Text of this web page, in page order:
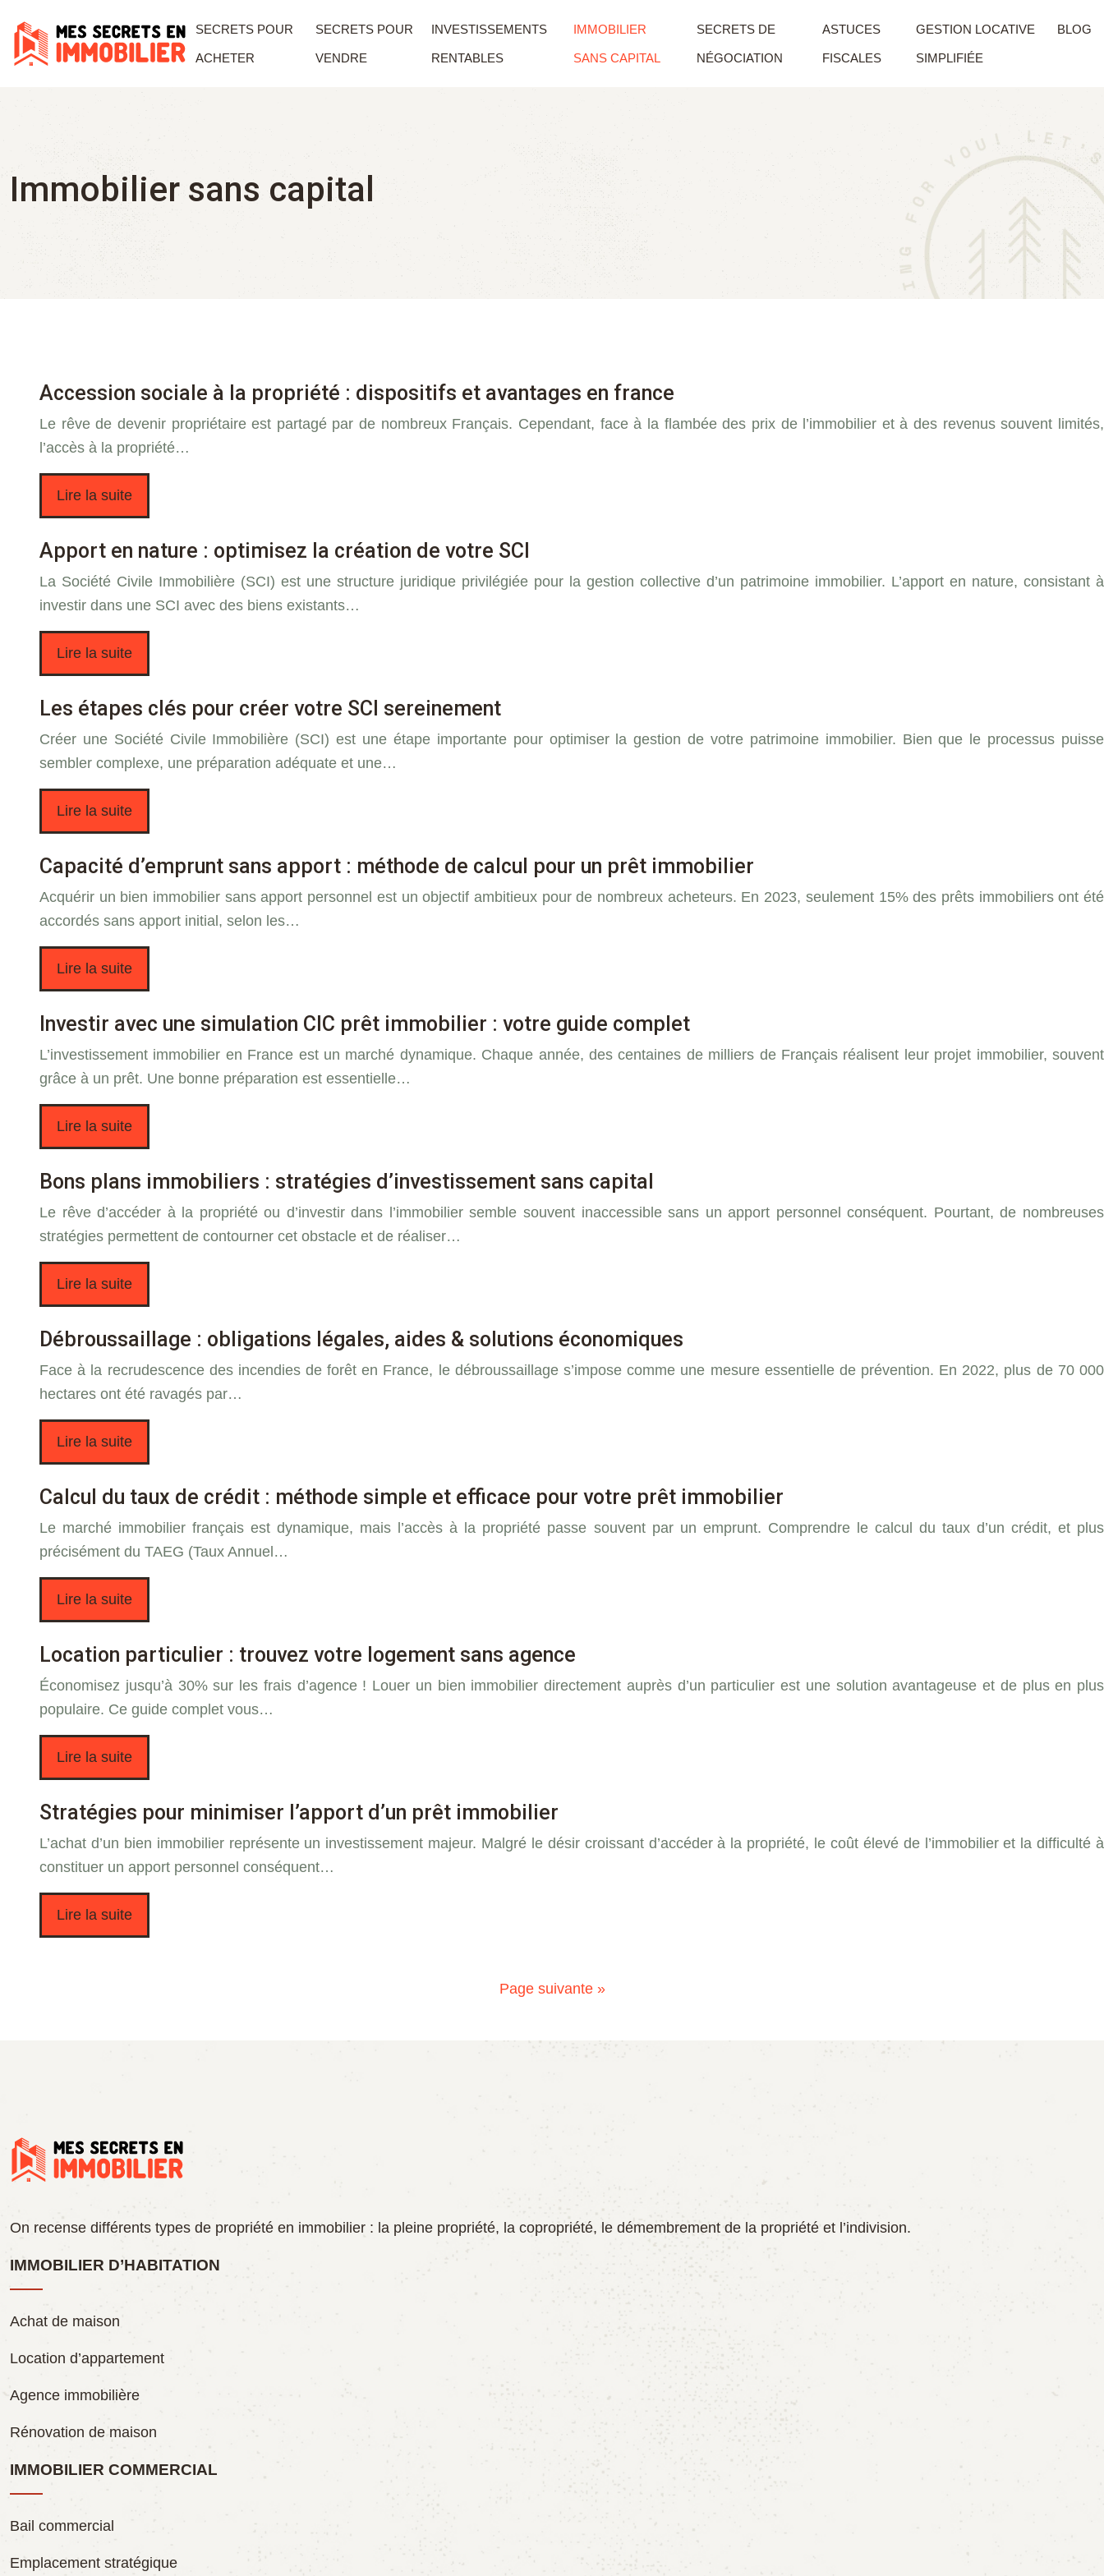
SECRETS POUR
ACHETER
SECRETS POUR
VENDRE
INVESTISSEMENTS
RENTABLES
IMMOBILIER
SANS CAPITAL
SECRETS DE
NÉGOCIATION
ASTUCES
FISCALES
GESTION LOCATIVE
SIMPLIFIÉE
BLOG
Immobilier sans capital
Accession sociale à la propriété : dispositifs et avantages en france
Le rêve de devenir propriétaire est partagé par de nombreux Français. Cependant, face à la flambée des prix de l’immobilier et à des revenus souvent limités,
l’accès à la propriété…
Lire la suite
Apport en nature : optimisez la création de votre SCI
La Société Civile Immobilière (SCI) est une structure juridique privilégiée pour la gestion collective d’un patrimoine immobilier. L’apport en nature, consistant à
investir dans une SCI avec des biens existants…
Lire la suite
Les étapes clés pour créer votre SCI sereinement
Créer une Société Civile Immobilière (SCI) est une étape importante pour optimiser la gestion de votre patrimoine immobilier. Bien que le processus puisse
sembler complexe, une préparation adéquate et une…
Lire la suite
Capacité d’emprunt sans apport : méthode de calcul pour un prêt immobilier
Acquérir un bien immobilier sans apport personnel est un objectif ambitieux pour de nombreux acheteurs. En 2023, seulement 15% des prêts immobiliers ont été
accordés sans apport initial, selon les…
Lire la suite
Investir avec une simulation CIC prêt immobilier : votre guide complet
L’investissement immobilier en France est un marché dynamique. Chaque année, des centaines de milliers de Français réalisent leur projet immobilier, souvent
grâce à un prêt. Une bonne préparation est essentielle…
Lire la suite
Bons plans immobiliers : stratégies d’investissement sans capital
Le rêve d’accéder à la propriété ou d’investir dans l’immobilier semble souvent inaccessible sans un apport personnel conséquent. Pourtant, de nombreuses
stratégies permettent de contourner cet obstacle et de réaliser…
Lire la suite
Débroussaillage : obligations légales, aides & solutions économiques
Face à la recrudescence des incendies de forêt en France, le débroussaillage s’impose comme une mesure essentielle de prévention. En 2022, plus de 70 000
hectares ont été ravagés par…
Lire la suite
Calcul du taux de crédit : méthode simple et efficace pour votre prêt immobilier
Le marché immobilier français est dynamique, mais l’accès à la propriété passe souvent par un emprunt. Comprendre le calcul du taux d’un crédit, et plus
précisément du TAEG (Taux Annuel…
Lire la suite
Location particulier : trouvez votre logement sans agence
Économisez jusqu’à 30% sur les frais d’agence ! Louer un bien immobilier directement auprès d’un particulier est une solution avantageuse et de plus en plus
populaire. Ce guide complet vous…
Lire la suite
Stratégies pour minimiser l’apport d’un prêt immobilier
L’achat d’un bien immobilier représente un investissement majeur. Malgré le désir croissant d’accéder à la propriété, le coût élevé de l’immobilier et la difficulté à
constituer un apport personnel conséquent…
Lire la suite
Page suivante »
On recense différents types de propriété en immobilier : la pleine propriété, la copropriété, le démembrement de la propriété et l’indivision.
IMMOBILIER D’HABITATION
Achat de maison
Location d’appartement
Agence immobilière
Rénovation de maison
IMMOBILIER COMMERCIAL
Bail commercial
Emplacement stratégique